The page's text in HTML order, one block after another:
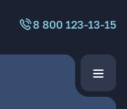
8 800 123-13-15